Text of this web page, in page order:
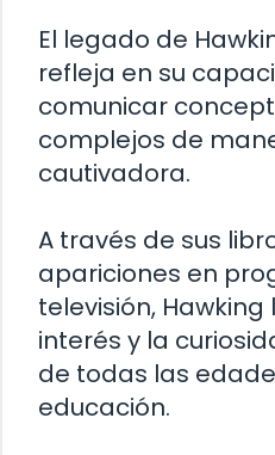
El legado de
refleja en su
comunicar
complejos de
cautivadora.
A través de sus
apariciones en
televisión,
interés y la
de todas las
educación.